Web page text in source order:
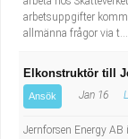
arbetsuppgifter
allmänna frågor via t...
Elkonstruktör till
Ansök Jan 16
Jernforsen Energy